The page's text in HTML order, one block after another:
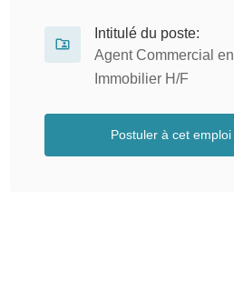
Intitulé du poste:
Agent Commercial en
Immobilier H/F
Postuler à cet emploi